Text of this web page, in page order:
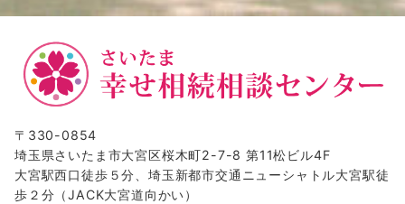
〒330-0854
埼玉県さいたま市大宮区桜木町2-7-8 第11松ビル4F
大宮駅西口徒歩５分、埼玉新都市交通ニューシャトル大宮駅徒
歩２分（JACK大宮道向かい）